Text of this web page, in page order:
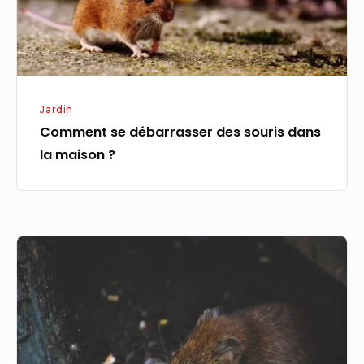
maison
?
Jardin
Comment se débarrasser des souris dans
la maison ?
Comment
se
débarrasser
d’une
infestation